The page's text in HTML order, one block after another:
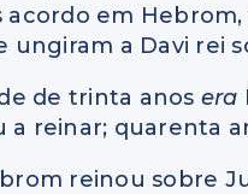
acordo em
ungiram a Davi rei
de trinta anos era
a reinar; quarenta
reinou sobre